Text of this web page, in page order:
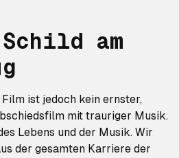
am
ist jedoch kein ernster,
mit trauriger Musik.
Lebens und der Musik. Wir
der gesamten Karriere der